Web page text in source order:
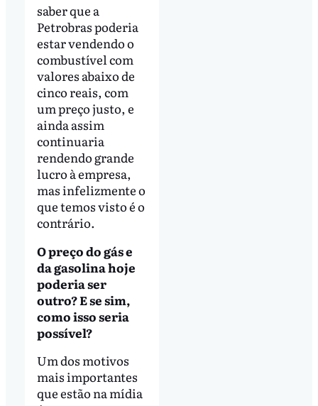
saber que a
Petrobras poderia
estar vendendo o
combustível com
valores abaixo de
cinco reais, com
um preço justo, e
ainda assim
continuaria
rendendo grande
lucro à empresa,
mas infelizmente o
que temos visto é o
contrário.
O preço do gás e
da gasolina hoje
poderia ser
outro? E se sim,
como isso seria
possível?
Um dos motivos
mais importantes
que estão na mídia